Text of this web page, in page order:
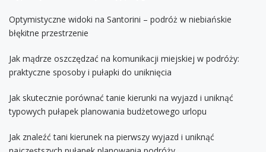
Optymistyczne widoki na Santorini – podróż w niebiańskie
błękitne przestrzenie
Jak mądrze oszczędzać na komunikacji miejskiej w podróży:
praktyczne sposoby i pułapki do uniknięcia
Jak skutecznie porównać tanie kierunki na wyjazd i uniknąć
typowych pułapek planowania budżetowego urlopu
Jak znaleźć tani kierunek na pierwszy wyjazd i uniknąć